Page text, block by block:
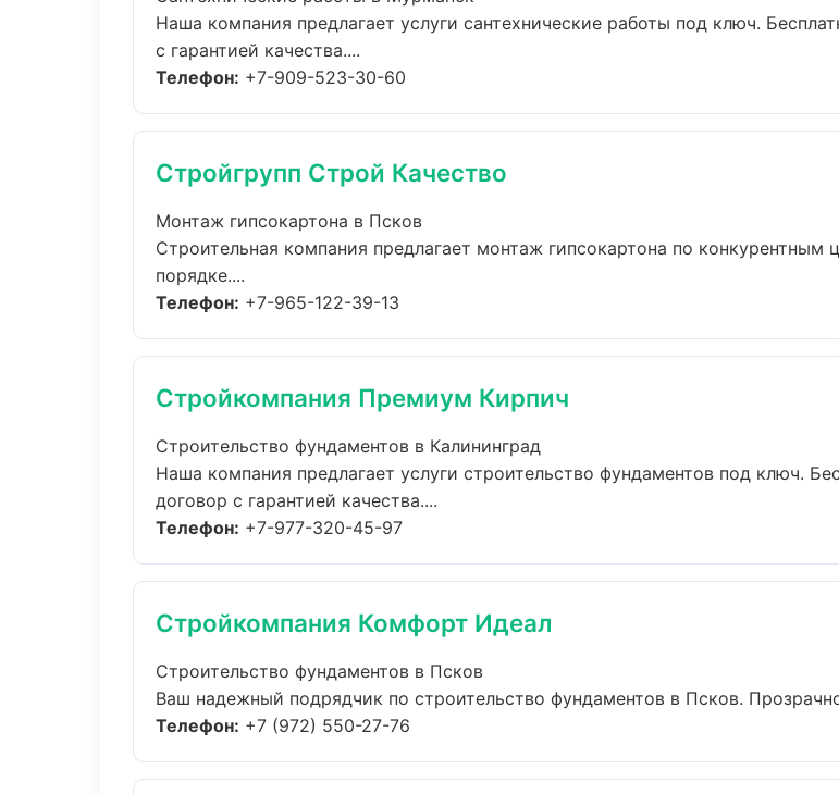
Наша компания предлагает услуги сантехнические работы под ключ.
с гарантией качества....
Телефон: +7-909-523-30-60
Стройгрупп Строй Качество
Монтаж гипсокартона в Псков
Строительная компания предлагает монтаж гипсокартона по
порядке....
Телефон: +7-965-122-39-13
Стройкомпания Премиум Кирпич
Строительство фундаментов в Калининград
Наша компания предлагает услуги строительство фундаментов под ключ.
договор с гарантией качества....
Телефон: +7-977-320-45-97
Стройкомпания Комфорт Идеал
Строительство фундаментов в Псков
Ваш надежный подрядчик по строительство фундаментов в Псков.
Телефон: +7 (972) 550-27-76